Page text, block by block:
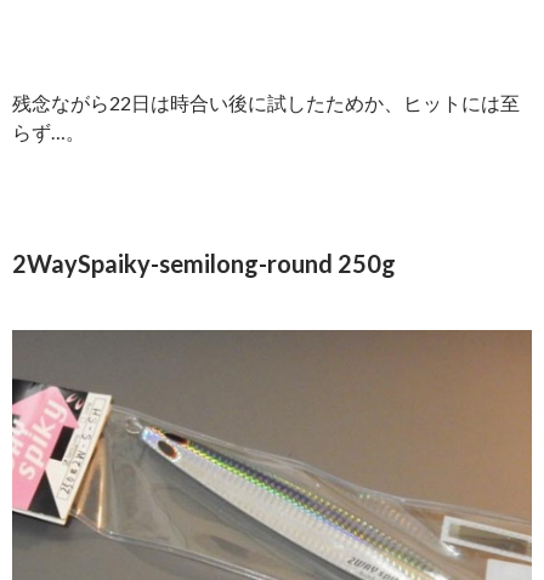
残念ながら22日は時合い後に試したためか、ヒットには至
らず…。
2WaySpaiky-semilong-round 250g